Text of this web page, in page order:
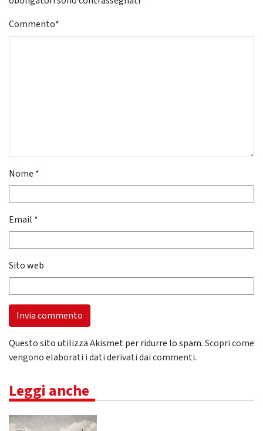
Commento*
Nome *
Email *
Sito web
Questo sito utilizza Akismet per ridurre lo spam.Scopri come
vengono elaborati i dati derivati dai commenti.
Leggi anche